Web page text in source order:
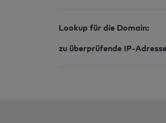
Lookup für die Domain:
zu überprüfende IP-